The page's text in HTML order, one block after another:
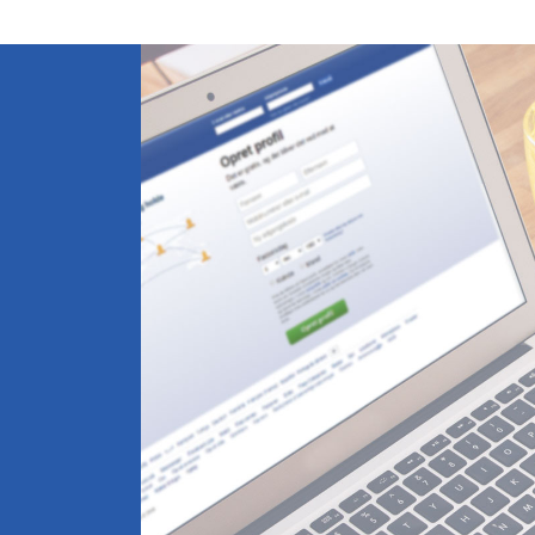
Nordea-fonden tager billeder
til deres "Liv i det lokale" pulje.